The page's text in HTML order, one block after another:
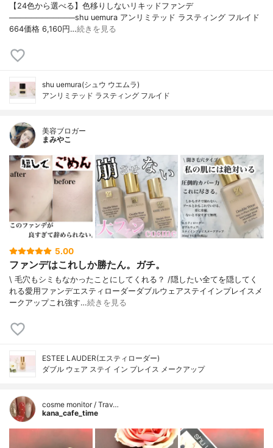
【24色から選べる】色移りしないリキッドファンデ
────────────shu uemura アンリミテッド ラスティング フルイド
664価格 6,160円…続きを見る
shu uemura(シュウ ウエムラ)
アンリミテッド ラスティング フルイド
美容ブロガー
まみやこ
5.00
ファンデはこれしか勝たん。ガチ。
\ 毛穴もシミもなかったことにしてくれる？ /⁡⁡隠したい全てを隠してく
れる愛用ファンデ⁡エスティローダーダブルウェアステイインプレイスメ
ークアップ⁡⁡これ強す…続きを見る
ESTEE LAUDER(エスティローダー)
ダブル ウェア ステイ イン プレイス メークアップ
cosme monitor / Trav…
kana_cafe_time